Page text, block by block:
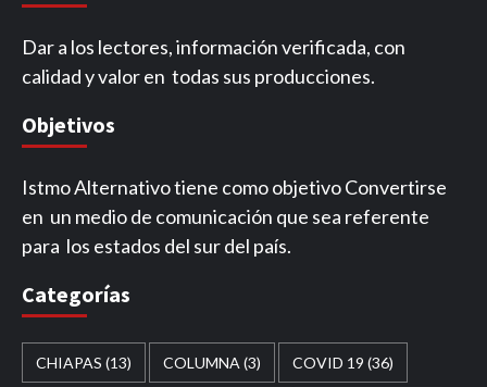
Dar a los lectores, información verificada, con
calidad y valor en todas sus producciones.
Objetivos
Istmo Alternativo tiene como objetivo Convertirse
en un medio de comunicación que sea referente
para los estados del sur del país.
Categorías
CHIAPAS (13) COLUMNA (3) COVID 19 (36)